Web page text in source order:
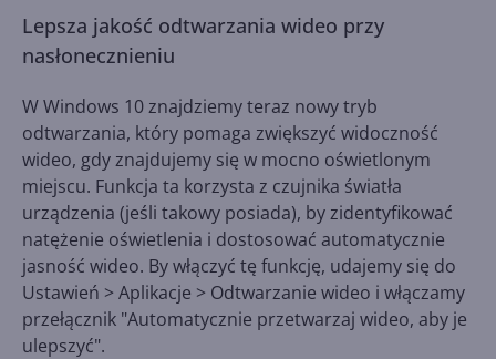
Lepsza jakość odtwarzania wideo przy
nasłonecznieniu
W Windows 10 znajdziemy teraz nowy tryb
odtwarzania, który pomaga zwiększyć widoczność
wideo, gdy znajdujemy się w mocno oświetlonym
miejscu. Funkcja ta korzysta z czujnika światła
urządzenia (jeśli takowy posiada), by zidentyfikować
natężenie oświetlenia i dostosować automatycznie
jasność wideo. By włączyć tę funkcję, udajemy się do
Ustawień > Aplikacje > Odtwarzanie wideo i włączamy
przełącznik "Automatycznie przetwarzaj wideo, aby je
ulepszyć".